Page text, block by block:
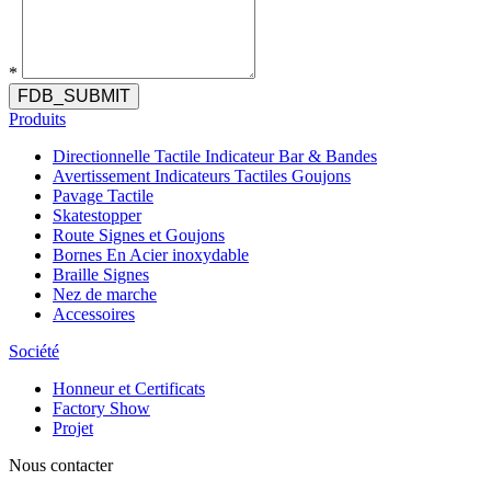
*
FDB_SUBMIT
Produits
Directionnelle Tactile Indicateur Bar & Bandes
Avertissement Indicateurs Tactiles Goujons
Pavage Tactile
Skatestopper
Route Signes et Goujons
Bornes En Acier inoxydable
Braille Signes
Nez de marche
Accessoires
Société
Honneur et Certificats
Factory Show
Projet
Nous contacter